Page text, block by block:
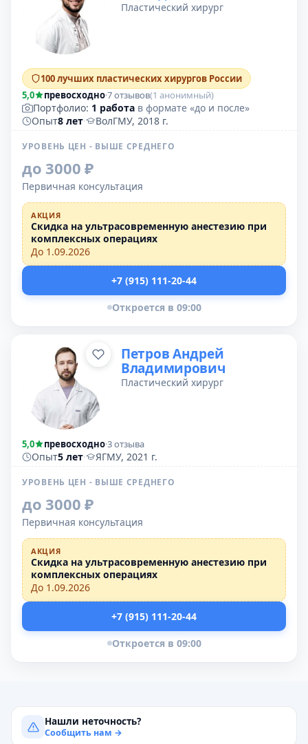
Пластический хирург
100 лучших пластических хирургов России
5,0
превосходно·7 отзывов(1 анонимный)
Портфолио: 1 работа в формате «до и после»
Опыт8 лет· ВолГМУ, 2018 г.
УРОВЕНЬ ЦЕН - ВЫШЕ СРЕДНЕГО
до 3000 ₽
Первичная консультация
АКЦИЯ
Скидка на ультрасовременную анестезию при
комплексных операциях
До 1.09.2026
+7 (915) 111-20-44
Откроется в 09:00
Петров Андрей
Владимирович
Пластический хирург
5,0 превосходно·3 отзыва
Опыт5 лет· ЯГМУ, 2021 г.
УРОВЕНЬ ЦЕН - ВЫШЕ СРЕДНЕГО
до 3000 ₽
Первичная консультация
АКЦИЯ
Скидка на ультрасовременную анестезию при
комплексных операциях
До 1.09.2026
+7 (915) 111-20-44
Откроется в 09:00
Нашли неточность?
Сообщить нам →